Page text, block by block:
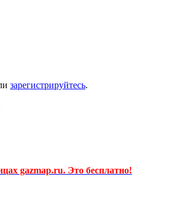
зарегистрируйтесь.
gazmap.ru. Это бесплатно!